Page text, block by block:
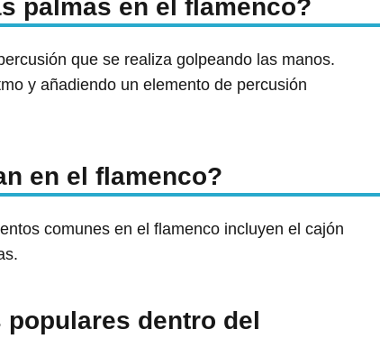
palmas en el flamenco?
que se realiza golpeando las manos.
y añadiendo un elemento de percusión
en el flamenco?
comunes en el flamenco incluyen el cajón
dentro del